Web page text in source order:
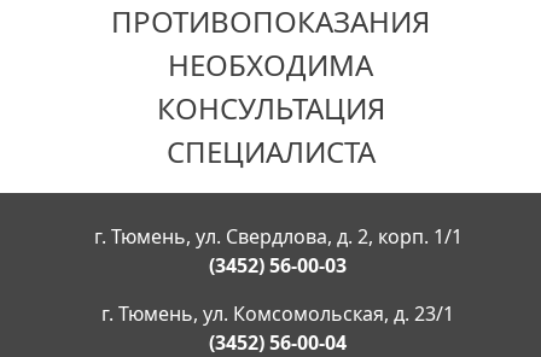
ПРОТИВОПОКАЗАНИЯ
НЕОБХОДИМА
КОНСУЛЬТАЦИЯ
СПЕЦИАЛИСТА
г. Тюмень, ул. Свердлова, д. 2, корп. 1/1
(3452) 56-00-03
г. Тюмень, ул. Комсомольская, д. 23/1
(3452) 56-00-04